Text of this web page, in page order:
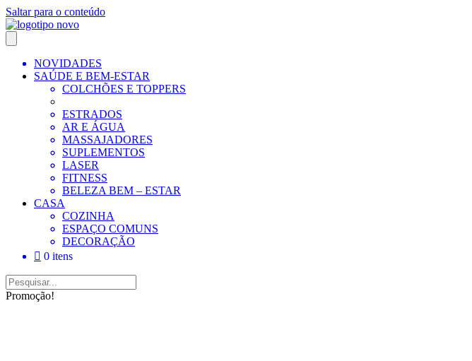
Saltar para o conteúdo
NOVIDADES
SAÚDE E BEM-ESTAR
COLCHÕES E TOPPERS
ESTRADOS
AR E ÁGUA
MASSAJADORES
SUPLEMENTOS
LASER
FITNESS
BELEZA BEM – ESTAR
CASA
COZINHA
ESPAÇO COMUNS
DECORAÇÃO
0 itens
Promoção!